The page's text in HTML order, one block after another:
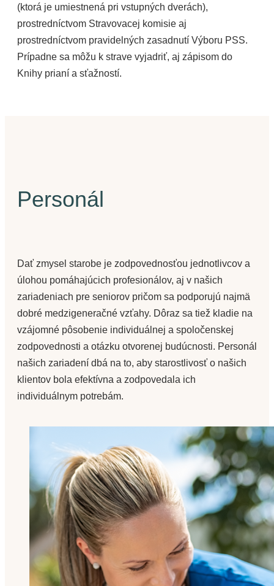
(ktorá je umiestnená pri vstupných dverách),
prostredníctvom Stravovacej komisie aj
prostredníctvom pravidelných zasadnutí Výboru PSS.
Prípadne sa môžu k strave vyjadriť, aj zápisom do
Knihy prianí a sťažností.
Personál
Dať zmysel starobe je zodpovednosťou jednotlivcov a
úlohou pomáhajúcich profesionálov, aj v našich
zariadeniach pre seniorov pričom sa podporujú najmä
dobré medzigeneračné vzťahy. Dôraz sa tiež kladie na
vzájomné pôsobenie individuálnej a spoločenskej
zodpovednosti a otázku otvorenej budúcnosti. Personál
našich zariadení dbá na to, aby starostlivosť o našich
klientov bola efektívna a zodpovedala ich
individuálnym potrebám.